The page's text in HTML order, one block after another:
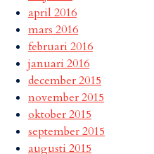
april 2016
mars 2016
februari 2016
januari 2016
december 2015
november 2015
oktober 2015
september 2015
augusti 2015